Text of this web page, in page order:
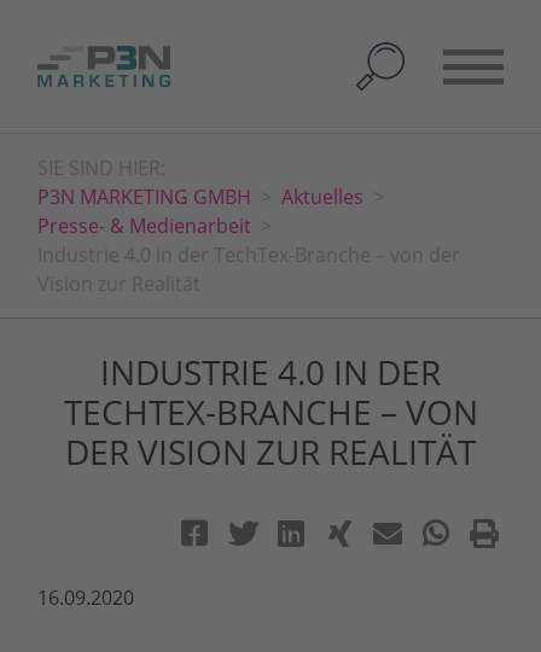
SIE SIND HIER:
P3N MARKETING GMBH
Aktuelles
Presse- & Medienarbeit
Industrie 4.0 in der TechTex-Branche – von der
Vision zur Realität
INDUSTRIE 4.0 IN DER
TECHTEX-BRANCHE – VON
DER VISION ZUR REALITÄT
16.09.2020